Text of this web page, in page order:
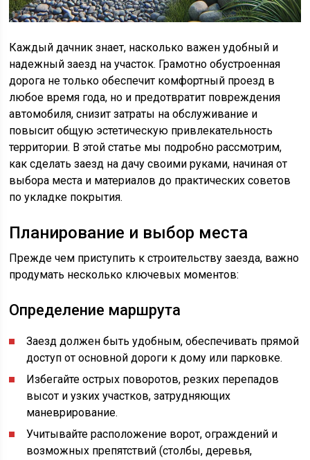
Каждый дачник знает, насколько важен удобный и
надежный заезд на участок. Грамотно обустроенная
дорога не только обеспечит комфортный проезд в
любое время года, но и предотвратит повреждения
автомобиля, снизит затраты на обслуживание и
повысит общую эстетическую привлекательность
территории. В этой статье мы подробно рассмотрим,
как сделать заезд на дачу своими руками, начиная от
выбора места и материалов до практических советов
по укладке покрытия.
Планирование и выбор места
Прежде чем приступить к строительству заезда, важно
продумать несколько ключевых моментов:
Определение маршрута
Заезд должен быть удобным, обеспечивать прямой
доступ от основной дороги к дому или парковке.
Избегайте острых поворотов, резких перепадов
высот и узких участков, затрудняющих
маневрирование.
Учитывайте расположение ворот, ограждений и
возможных препятствий (столбы, деревья,